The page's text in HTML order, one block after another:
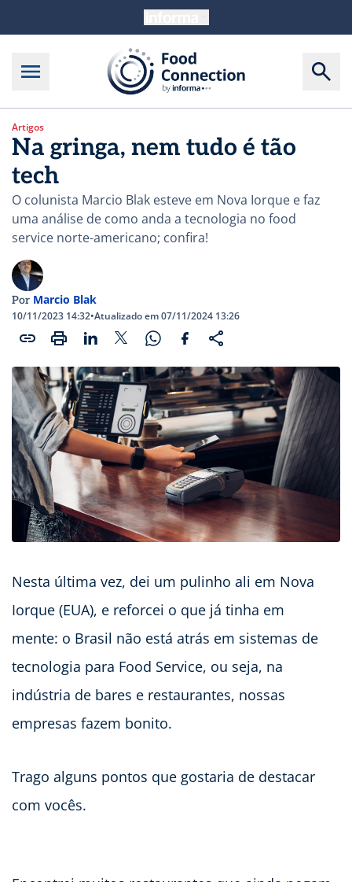
Artigos
Na gringa, nem tudo é tão
tech
O colunista Marcio Blak esteve em Nova Iorque e faz
uma análise de como anda a tecnologia no food
service norte-americano; confira!
Por Marcio Blak
10/11/2023 14:32•Atualizado em 07/11/2024 13:26
Nesta última vez, dei um pulinho ali em Nova
Iorque (EUA), e reforcei o que já tinha em
mente: o Brasil não está atrás em sistemas de
tecnologia para Food Service, ou seja, na
indústria de bares e restaurantes, nossas
empresas fazem bonito.
Trago alguns pontos que gostaria de destacar
com vocês.